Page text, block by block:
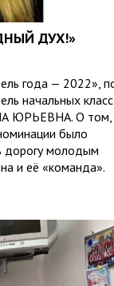
ДУХ!»
года — 2022»,
начальных
ЮРЬЕВНА. О том,
было
дорогу молодым
и её «команда».